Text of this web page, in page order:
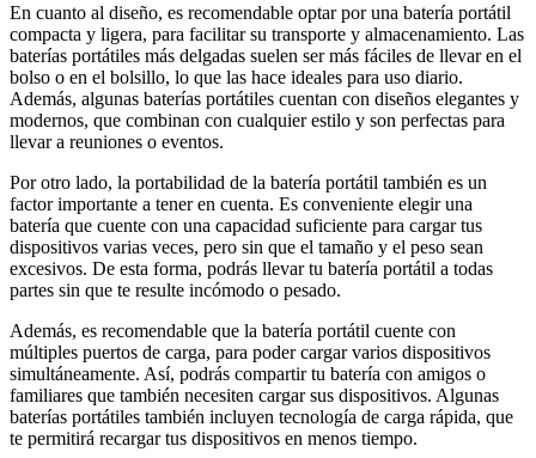
En cuanto al diseño, es recomendable optar por una batería portátil
compacta y ligera, para facilitar su transporte y almacenamiento. Las
baterías portátiles más delgadas suelen ser más fáciles de llevar en el
bolso o en el bolsillo, lo que las hace ideales para uso diario.
Además, algunas baterías portátiles cuentan con diseños elegantes y
modernos, que combinan con cualquier estilo y son perfectas para
llevar a reuniones o eventos.
Por otro lado, la portabilidad de la batería portátil también es un
factor importante a tener en cuenta. Es conveniente elegir una
batería que cuente con una capacidad suficiente para cargar tus
dispositivos varias veces, pero sin que el tamaño y el peso sean
excesivos. De esta forma, podrás llevar tu batería portátil a todas
partes sin que te resulte incómodo o pesado.
Además, es recomendable que la batería portátil cuente con
múltiples puertos de carga, para poder cargar varios dispositivos
simultáneamente. Así, podrás compartir tu batería con amigos o
familiares que también necesiten cargar sus dispositivos. Algunas
baterías portátiles también incluyen tecnología de carga rápida, que
te permitirá recargar tus dispositivos en menos tiempo.